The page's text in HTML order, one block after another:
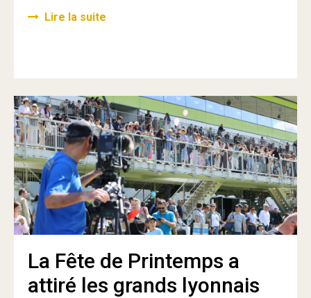
Lire la suite
La Fête de Printemps a
attiré les grands lyonnais